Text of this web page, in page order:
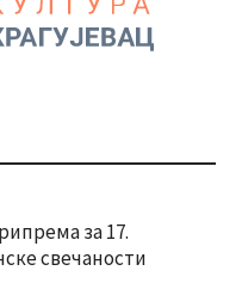
за 17.
свечаности